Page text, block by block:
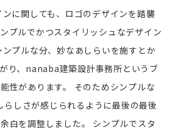
に関しても、ロゴのデザインを踏襲
プルでかつスタイリッシュなデザイン
ンプルな分、妙なあしらいを施すとか
り、nanaba建築設計事務所というブ
性があります。
そのためシンプルな
しさが感じられるように最後の最後
白を調整しました。
シンプルでスタ